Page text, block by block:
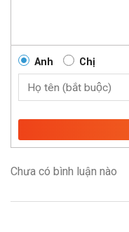
Anh Chị
Chưa có bình luận nào